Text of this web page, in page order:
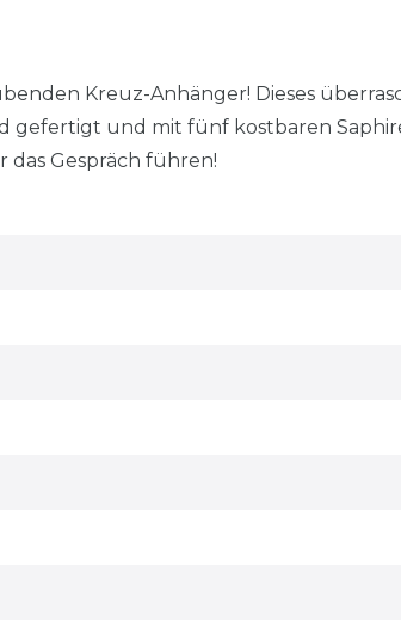
Kreuz-Anhänger! Dieses
gefertigt und mit fünf kostbaren
das Gespräch führen!